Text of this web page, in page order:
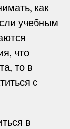
как
учебным
что
то в
с
в